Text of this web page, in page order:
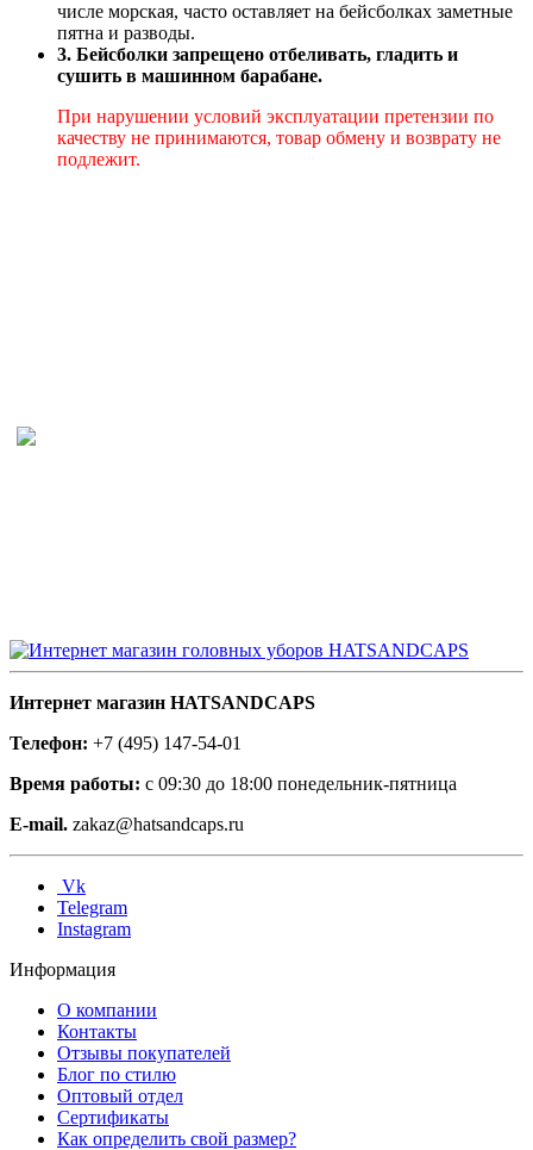
числе морская, часто оставляет на бейсболках заметные
пятна и разводы.
3. Бейсболки запрещено отбеливать, гладить и
сушить в машинном барабане.
При нарушении условий эксплуатации претензии по
качеству не принимаются, товар обмену и возврату не
подлежит.
Интернет магазин HATSANDCAPS
Телефон: +7 (495) 147-54-01
Время работы: с 09:30 до 18:00 понедельник-пятница
E-mail. zakaz@hatsandcaps.ru
Vk
Telegram
Instagram
Информация
О компании
Контакты
Отзывы покупателей
Блог по стилю
Оптовый отдел
Сертификаты
Как определить свой размер?